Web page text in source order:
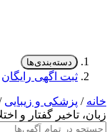
دسته‌بندی‌ها
ثبت اگهی رایگان
/پزشکی و زیبایی /
تاخیر گفتار و اختلالات